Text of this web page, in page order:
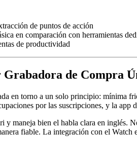
de puntos de acción
en comparación con herramientas
de productividad
de Compra
en torno a un solo principio: mínima
por las suscripciones, y la app
maneja bien el habla clara en inglés.
fiable. La integración con el